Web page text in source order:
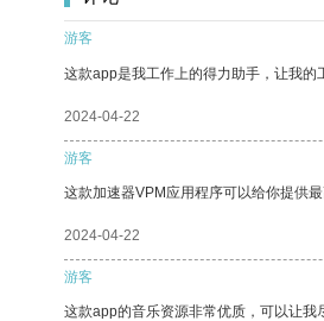
游客
这款app是我工作上的得力助手，让我的
2024-04-22
游客
这款加速器VPM应用程序可以给你提供
2024-04-22
游客
这款app的音乐资源非常优质，可以让我